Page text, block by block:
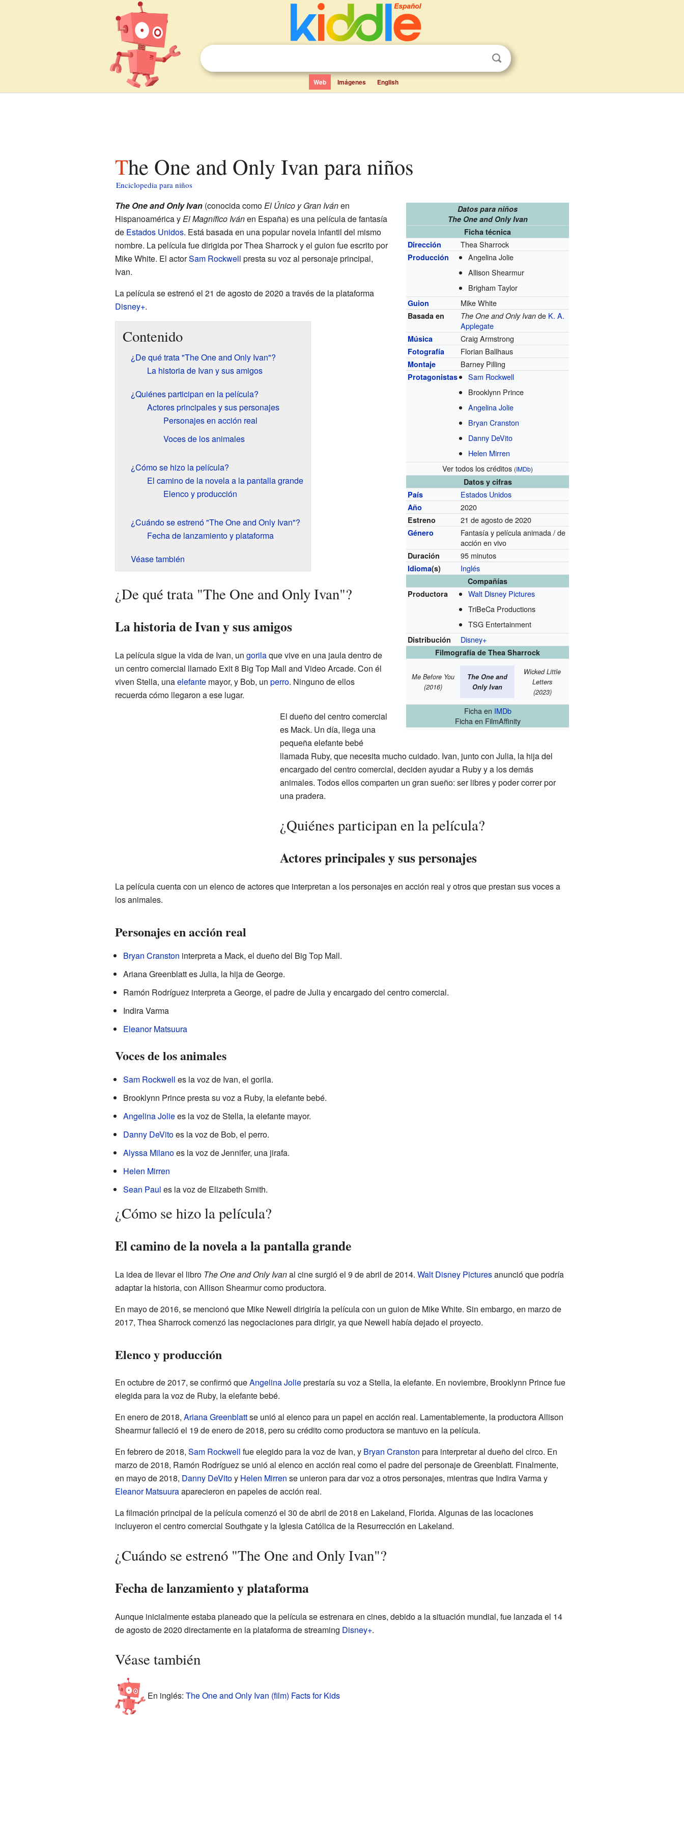
Web Imágenes English
The One and Only Ivan para niños
Enciclopedia para niños
Datos para niños
The One and Only Ivan
Ficha técnica
Dirección
Thea Sharrock
Producción
Angelina Jolie
Allison Shearmur
Brigham Taylor
Guion Mike White
Basada en The One and Only Ivan de K. A.
Applegate
Música Craig Armstrong
Fotografía Florian Ballhaus
Montaje Barney Pilling
Protagonistas
Sam Rockwell
Brooklynn Prince
Angelina Jolie
Bryan Cranston
Danny DeVito
Helen Mirren
Ver todos los créditos (IMDb)
Datos y cifras
País
Estados Unidos
Año 2020
Estreno 21 de agosto de 2020
Género
Fantasía y película animada / de
acción en vivo
Duración 95 minutos
Idioma(s) Inglés
Compañías
Productora
Walt Disney Pictures
TriBeCa Productions
TSG Entertainment
Distribución Disney+
Filmografía de Thea Sharrock
Me Before You
(2016)
The One and
Only Ivan
Wicked Little
Letters
(2023)
Ficha en IMDb
Ficha en FilmAffinity
The One and Only Ivan(conocida comoEl Único y Gran Ivánen
Hispanoamérica yEl Magnífico Ivánen España) es una película de fantasía
de Estados Unidos. Está basada en una popular novela infantil del mismo
nombre. La película fue dirigida por Thea Sharrock y el guion fue escrito por
Mike White. El actorSam Rockwell presta su voz al personaje principal,
Ivan.
La película se estrenó el 21 de agosto de 2020 a través de la plataforma
Disney+.
Contenido
¿De qué trata "The One and Only Ivan"?
La historia de Ivan y sus amigos
¿Quiénes participan en la película?
Actores principales y sus personajes
Personajes en acción real
Voces de los animales
¿Cómo se hizo la película?
El camino de la novela a la pantalla grande
Elenco y producción
¿Cuándo se estrenó "The One and Only Ivan"?
Fecha de lanzamiento y plataforma
Véase también
¿De qué trata "The One and Only Ivan"?
La historia de Ivan y sus amigos
La película sigue la vida de Ivan, un gorilaque vive en una jaula dentro de
un centro comercial llamado Exit 8 Big Top Mall and Video Arcade. Con él
viven Stella, unaelefantemayor, y Bob, un perro. Ninguno de ellos
recuerda cómo llegaron a ese lugar.
El dueño del centro comercial
es Mack. Un día, llega una
pequeña elefante bebé
llamada Ruby, que necesita mucho cuidado. Ivan, junto con Julia, la hija del
encargado del centro comercial, deciden ayudar a Ruby y a los demás
animales. Todos ellos comparten un gran sueño: ser libres y poder correr por
una pradera.
¿Quiénes participan en la película?
Actores principales y sus personajes
La película cuenta con un elenco de actores que interpretan a los personajes en acción real y otros que prestan sus voces a
los animales.
Personajes en acción real
Bryan Cranston interpreta a Mack, el dueño del Big Top Mall.
Ariana Greenblatt es Julia, la hija de George.
Ramón Rodríguez interpreta a George, el padre de Julia y encargado del centro comercial.
Indira Varma
Eleanor Matsuura
Voces de los animales
Sam Rockwell es la voz de Ivan, el gorila.
Brooklynn Prince presta su voz a Ruby, la elefante bebé.
Angelina Joliees la voz de Stella, la elefante mayor.
Danny DeVitoes la voz de Bob, el perro.
Alyssa Milanoes la voz de Jennifer, una jirafa.
Helen Mirren
Sean Paul es la voz de Elizabeth Smith.
¿Cómo se hizo la película?
El camino de la novela a la pantalla grande
La idea de llevar el libro The One and Only Ivanal cine surgió el 9 de abril de 2014. Walt Disney Picturesanunció que podría
adaptar la historia, con Allison Shearmur como productora.
En mayo de 2016, se mencionó que Mike Newell dirigiría la película con un guion de Mike White. Sin embargo, en marzo de
2017, Thea Sharrock comenzó las negociaciones para dirigir, ya que Newell había dejado el proyecto.
Elenco y producción
En octubre de 2017, se confirmó queAngelina Jolieprestaría su voz a Stella, la elefante. En noviembre, Brooklynn Prince fue
elegida para la voz de Ruby, la elefante bebé.
En enero de 2018, Ariana Greenblattse unió al elenco para un papel en acción real. Lamentablemente, la productora Allison
Shearmur falleció el 19 de enero de 2018, pero su crédito como productora se mantuvo en la película.
En febrero de 2018, Sam Rockwell fue elegido para la voz de Ivan, y Bryan Cranston para interpretar al dueño del circo. En
marzo de 2018, Ramón Rodríguez se unió al elenco en acción real como el padre del personaje de Greenblatt. Finalmente,
en mayo de 2018, Danny DeVitoy Helen Mirren se unieron para dar voz a otros personajes, mientras que Indira Varma y
Eleanor Matsuuraaparecieron en papeles de acción real.
La filmación principal de la película comenzó el 30 de abril de 2018 en Lakeland, Florida. Algunas de las locaciones
incluyeron el centro comercial Southgate y la Iglesia Católica de la Resurrección en Lakeland.
¿Cuándo se estrenó "The One and Only Ivan"?
Fecha de lanzamiento y plataforma
Aunque inicialmente estaba planeado que la película se estrenara en cines, debido a la situación mundial, fue lanzada el 14
de agosto de 2020 directamente en la plataforma de streaming Disney+.
Véase también
En inglés: The One and Only Ivan (film) Facts for Kids